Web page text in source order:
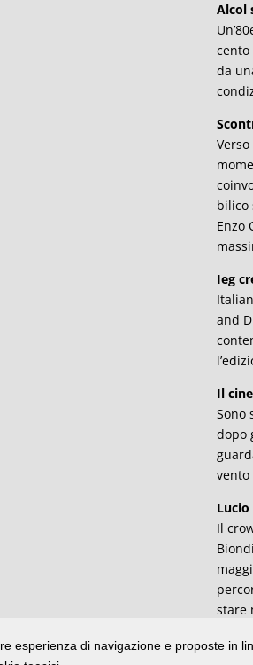
Alcol
cento
da
bilico
Enzo
Ieg
and
Il
Sono
dopo
Il
stare
esperienza di navigazione e proposte in